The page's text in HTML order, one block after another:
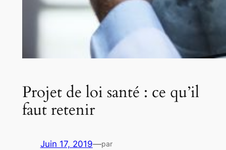
Projet de loi santé : ce qu’il
faut retenir
Juin 17, 2019—par